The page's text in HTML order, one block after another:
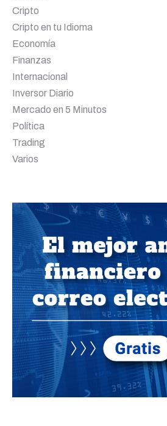
Cripto
Cripto en tu Idioma
Economía
Finanzas
Internacional
Inversor Diario
Mercado en 5 Minutos
Política
Trading
Varios